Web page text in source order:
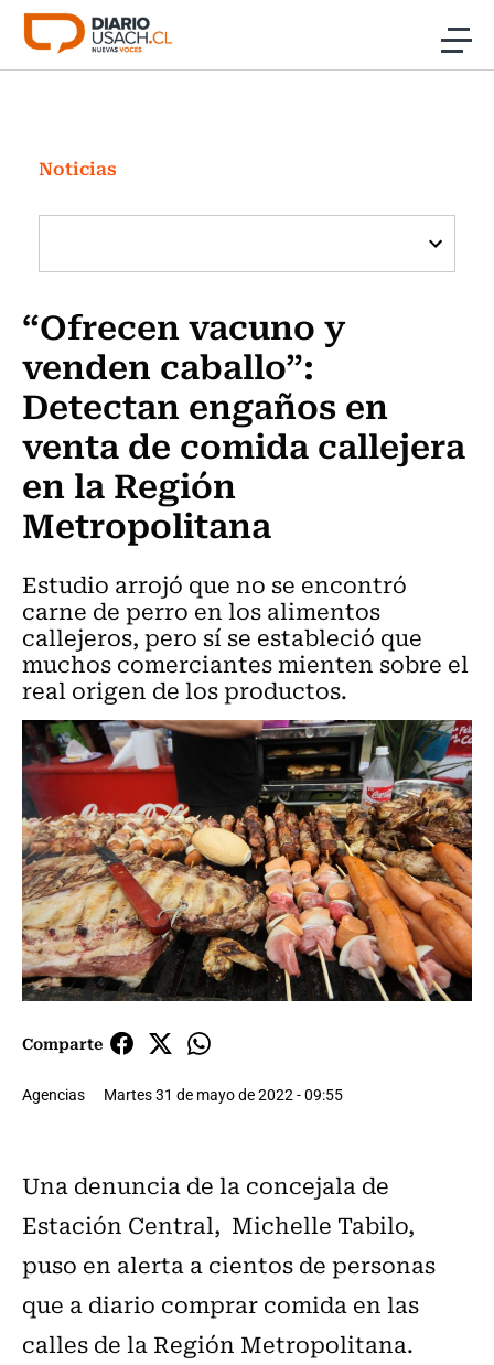
Click acá para ir directamente al contenido
Investigación
Cultura
Programas Radio y TV Usach
Noticias
“Ofrecen vacuno y
venden caballo”:
Detectan engaños en
venta de comida callejera
en la Región
Metropolitana
Estudio arrojó que no se encontró
carne de perro en los alimentos
callejeros, pero sí se estableció que
muchos comerciantes mienten sobre el
real origen de los productos.
Comparte
Agencias Martes 31 de mayo de 2022 - 09:55
Una denuncia de la concejala de
Estación Central, Michelle Tabilo,
puso en alerta a cientos de personas
que a diario comprar comida en las
calles de la Región Metropolitana.